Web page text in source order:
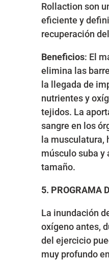
Rollaction son
eficiente y
recuperación
Beneficios: El
elimina las
la llegada de
nutrientes y
tejidos. La
sangre en los
la musculatura,
músculo suba y
tamaño.
5. PROGRAMA
La inundación
oxígeno antes,
del ejercicio
muy profundo